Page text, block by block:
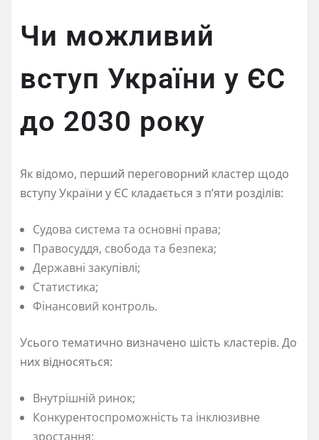
Чи можливий
вступ України у ЄС
до 2030 року
Як відомо, перший переговорний кластер щодо
вступу України у ЄС кладається з п’яти розділів:
Судова система та основні права;
Правосуддя, свобода та безпека;
Державні закупівлі;
Статистика;
Фінансовий контроль.
Усього тематично визначено шість кластерів. До
них відносяться:
Внутрішній ринок;
Конкурентоспроможність та інклюзивне
зростання;